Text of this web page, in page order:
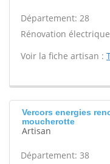
Département: 28
Rénovation
Voir la fiche artisan :
Vercors energies
moucherotte
Artisan
Département: 38